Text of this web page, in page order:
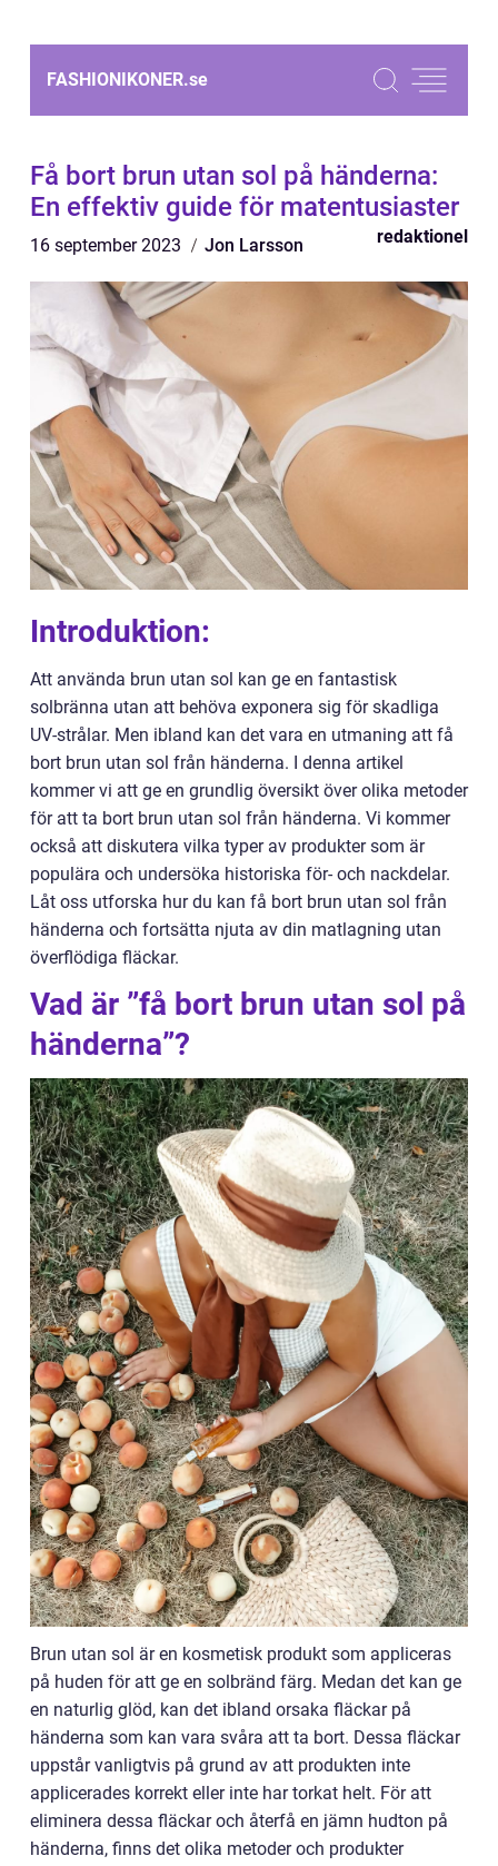
FASHIONIKONER.se
Få bort brun utan sol på händerna:
En effektiv guide för matentusiaster
16 september 2023 Jon Larsson redaktionel
Introduktion:
Att använda brun utan sol kan ge en fantastisk
solbränna utan att behöva exponera sig för skadliga
UV-strålar. Men ibland kan det vara en utmaning att få
bort brun utan sol från händerna. I denna artikel
kommer vi att ge en grundlig översikt över olika metoder
för att ta bort brun utan sol från händerna. Vi kommer
också att diskutera vilka typer av produkter som är
populära och undersöka historiska för- och nackdelar.
Låt oss utforska hur du kan få bort brun utan sol från
händerna och fortsätta njuta av din matlagning utan
överflödiga fläckar.
Vad är ”få bort brun utan sol på
händerna”?
Brun utan sol är en kosmetisk produkt som appliceras
på huden för att ge en solbränd färg. Medan det kan ge
en naturlig glöd, kan det ibland orsaka fläckar på
händerna som kan vara svåra att ta bort. Dessa fläckar
uppstår vanligtvis på grund av att produkten inte
applicerades korrekt eller inte har torkat helt. För att
eliminera dessa fläckar och återfå en jämn hudton på
händerna, finns det olika metoder och produkter